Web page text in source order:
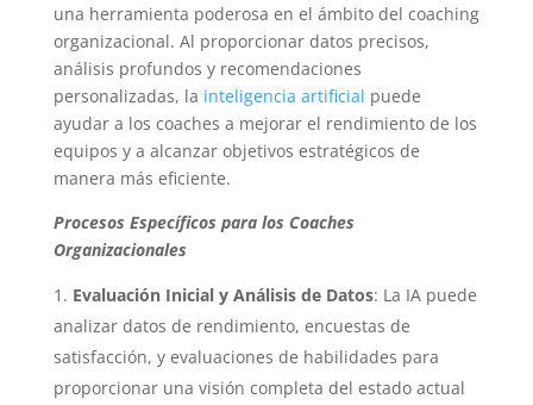
una herramienta poderosa en el ámbito del coaching
organizacional. Al proporcionar datos precisos,
análisis profundos y recomendaciones
personalizadas, la inteligencia artificial puede
ayudar a los coaches a mejorar el rendimiento de los
equipos y a alcanzar objetivos estratégicos de
manera más eficiente.
Procesos Específicos para los Coaches
Organizacionales
Evaluación Inicial y Análisis de Datos: La IA puede
analizar datos de rendimiento, encuestas de
satisfacción, y evaluaciones de habilidades para
proporcionar una visión completa del estado actual